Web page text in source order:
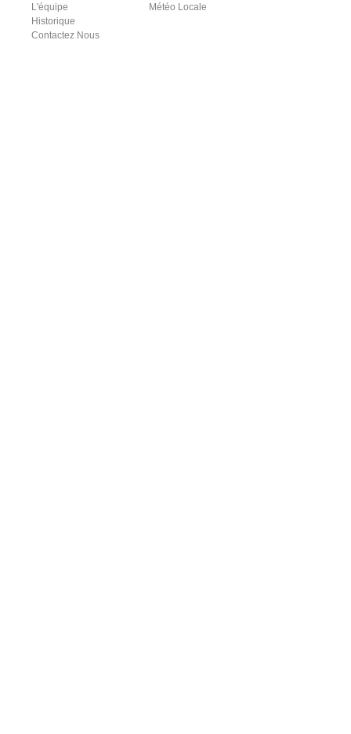
L'équipe
Historique
Contactez Nous
Météo Locale